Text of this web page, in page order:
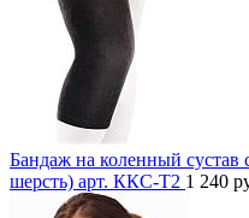
Бандаж на коленный
шерсть) арт. ККС-Т2 1 240